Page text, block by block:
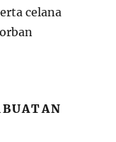
celana